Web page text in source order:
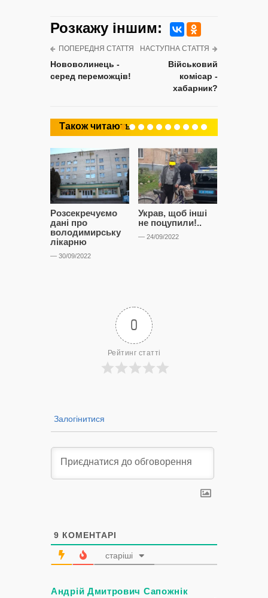
Розкажу iншим:
ПОПЕРЕДНЯ СТАТТЯ
Нововолинець -
серед переможців!
НАСТУПНА СТАТТЯ
Військовий
комісар -
хабарник?
Також читають
Розсекречуємо
дані про
володимирську
лікарню
— 30/09/2022
Украв, щоб інші
не поцупили!..
— 24/09/2022
0
Рейтинг статті
Залогінитися
9 КОМЕНТАРІ
старіші
Андрій Дмитрович Сапожнік